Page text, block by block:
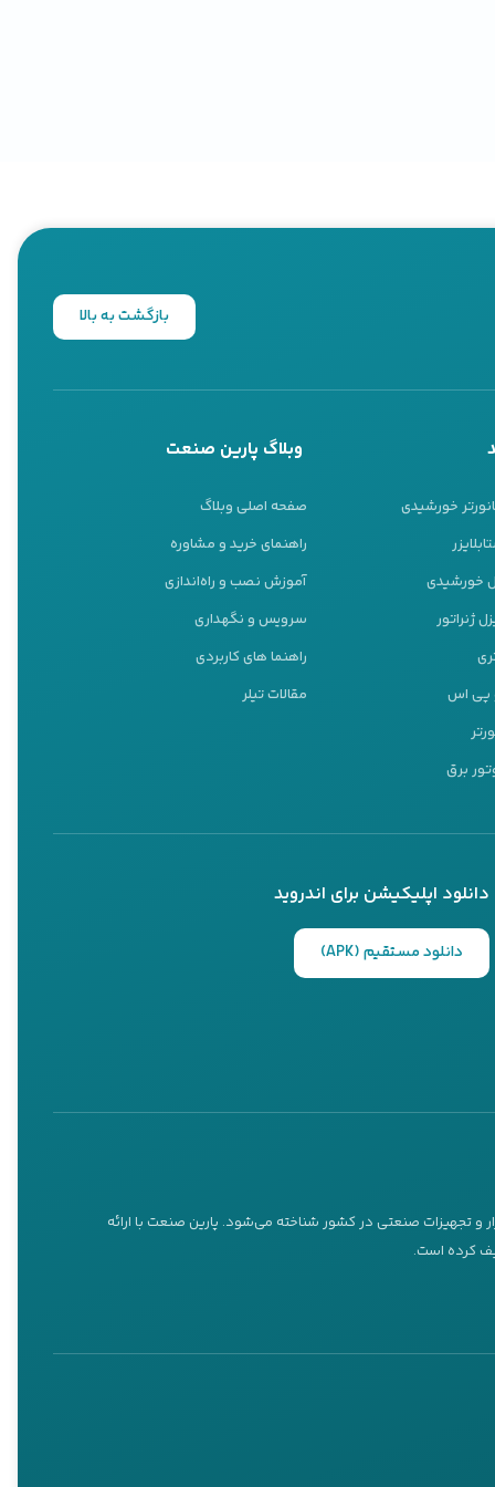
گلو کوتاه
این ابزار به راحتی به
است. فرز گلو بلند
است.
بازگشت به بالا
خورشیدی
خورشیدی
ژنراتور
پی اس
برق
وبلاگ پارین صنعت
صفحه اصلی وبلاگ
راهنمای خرید و مشاوره
آموزش نصب و راه‌اندازی
سرویس و نگهداری
راهنما های کاربردی
مقالات تیلر
دانلود اپلیکیشن برای اندروید
دانلود مستقیم (APK)
و تجهیزات صنعتی در کشور شناخته می‌شود. پارین صنعت با ارائه
کرده است.